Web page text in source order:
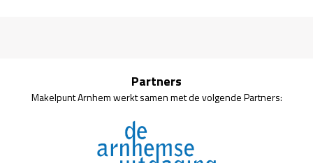
Partners
Makelpunt Arnhem werkt samen met de volgende Partners: